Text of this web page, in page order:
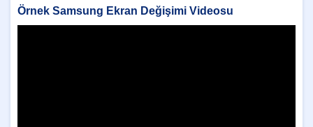
Örnek Samsung Ekran Değişimi Videosu